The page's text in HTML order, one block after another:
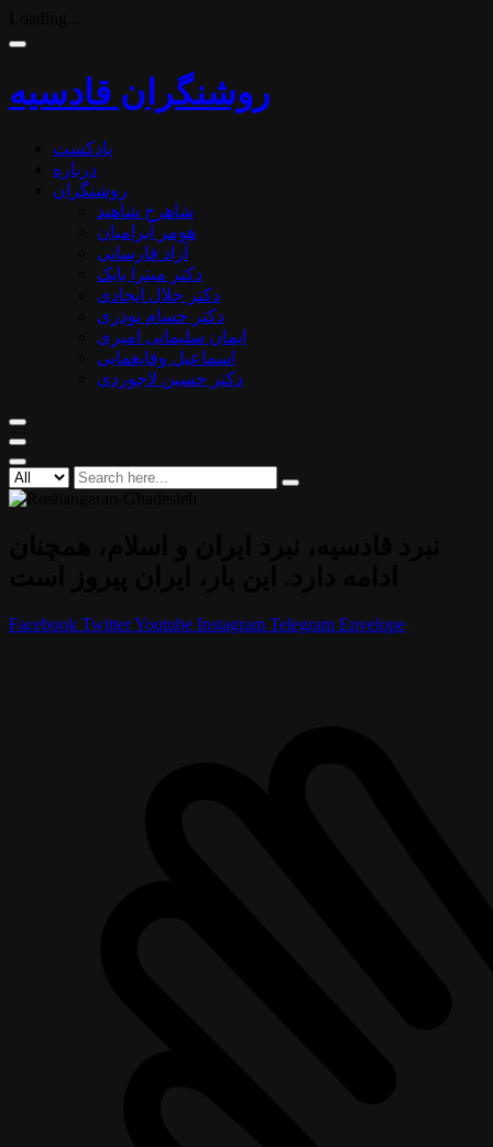
روشنگران قادسیه
پادکست
درباره
روشنگران
شاهرخ شاهید
هومر آبرامیان
آزاد فارسانی
دکتر میترا بابک
دکتر جلال ایجادی
دکتر حسام نوذری
ایمان سلیمانی امیری
اسماعیل وفایغمایی
دکتر حسین لاجوردی
Facebook TwitterYoutube Instagram Telegram Envelope